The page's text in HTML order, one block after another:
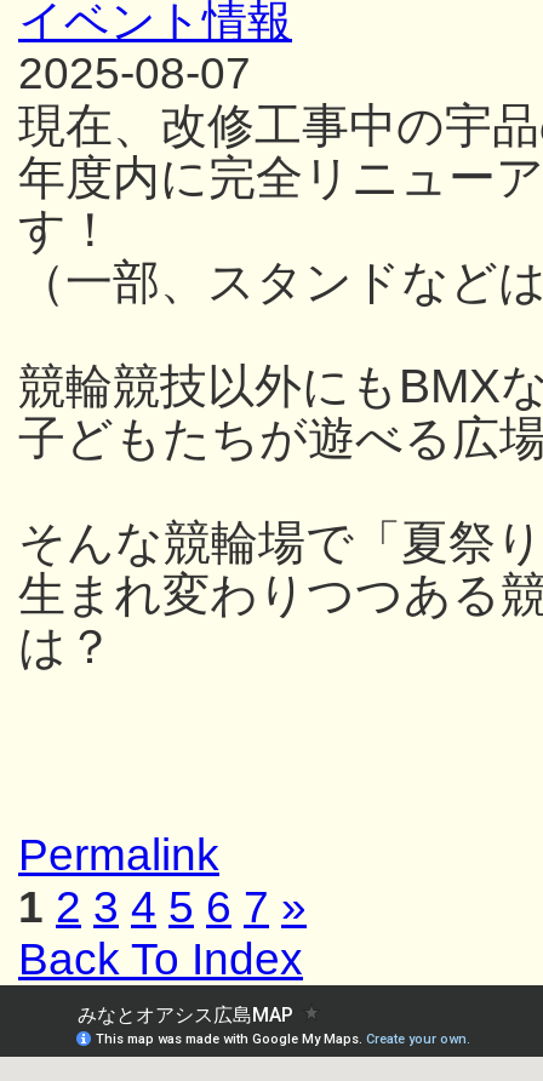
イベント情報
2025-08-07
現在、改修工事中の宇
年度内に完全リニュー
す！
（一部、スタンドなど
競輪競技以外にもBMX
子どもたちが遊べる広
そんな競輪場で「夏祭
生まれ変わりつつある
は？
Permalink
1 2 3 4 5 6 7 »
Back To Index